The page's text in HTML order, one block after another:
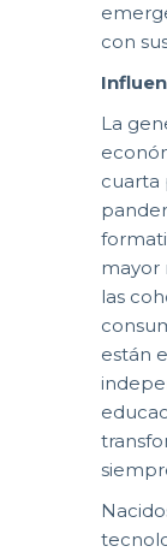
con
La
cuarta
mayor
las
están